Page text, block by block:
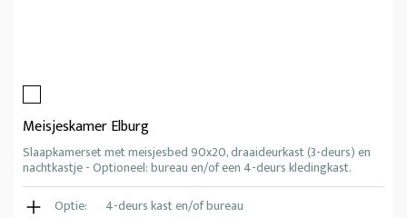
Meisjeskamer Elburg
Slaapkamerset met meisjesbed 90x20, draaideurkast (3-deurs) en
nachtkastje - Optioneel: bureau en/of een 4-deurs kledingkast.
Optie:
4-deurs kast en/of bureau